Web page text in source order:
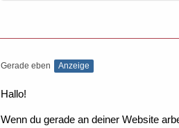
Gerade eben Anzeige
Hallo!
Wenn du gerade an deiner Website